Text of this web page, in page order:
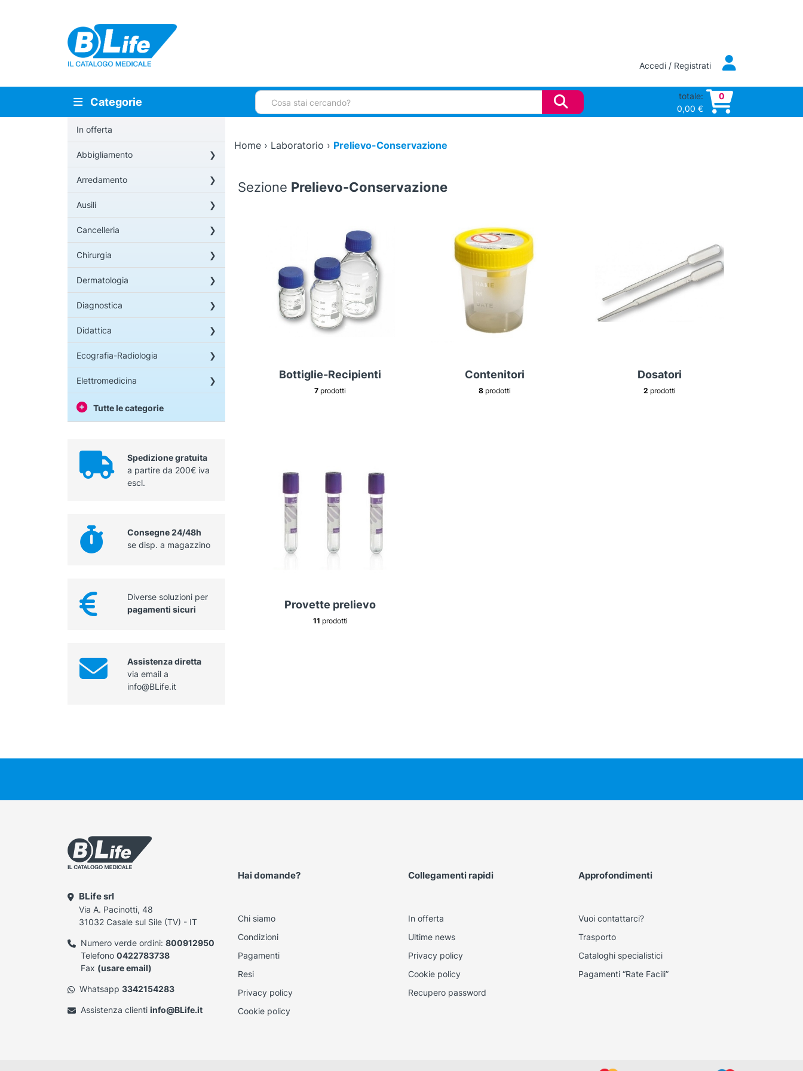
Vai al contenuto principale
Accedi / Registrati
Categorie
totale:
0,00 €
0
Cerca:
In offerta
Abbigliamento
Arredamento
Ausili
Cancelleria
Chirurgia
Dermatologia
Diagnostica
Didattica
Ecografia-Radiologia
Elettromedicina
Tutte le categorie
Home › Laboratorio › Prelievo-Conservazione
Sezione Prelievo-Conservazione
Bottiglie-Recipienti
7 prodotti
Contenitori
8 prodotti
Dosatori
2 prodotti
Provette prelievo
11 prodotti
Spedizione gratuita
a partire da 200€ iva
escl.
Consegne 24/48h
se disp. a magazzino
Diverse soluzioni per
pagamenti sicuri
Assistenza diretta
via email a
info@BLife.it
BLife srl
Via A. Pacinotti, 48
31032 Casale sul Sile (TV) - IT
Numero verde ordini: 800912950
Telefono 0422783738
Fax (usare email)
Whatsapp 3342154283
Assistenza clienti info@BLife.it
Hai domande?
Chi siamo
Condizioni
Pagamenti
Resi
Privacy policy
Cookie policy
Collegamenti rapidi
In offerta
Ultime news
Privacy policy
Cookie policy
Recupero password
Approfondimenti
Vuoi contattarci?
Trasporto
Cataloghi specialistici
Pagamenti “Rate Facili”